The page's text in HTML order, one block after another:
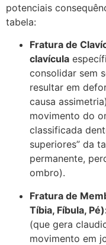
potenciais
tabela:
Fratura de
clavícula
consolidar sem
resultar em
causa
movimento do
classificada
superiores” da
permanente,
ombro).
Fratura de
Tíbia, Fíbula,
(que gera
movimento em